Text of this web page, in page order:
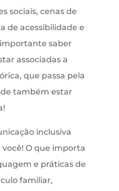
sociais, cenas de
de acessibilidade e
saber
associadas a
que passa pela
também estar
inclusiva
O que importa
e práticas de
familiar,